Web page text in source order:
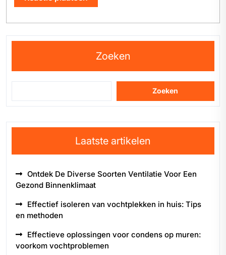
Zoeken
Zoeken
Laatste artikelen
Ontdek De Diverse Soorten Ventilatie Voor Een
Gezond Binnenklimaat
Effectief isoleren van vochtplekken in huis: Tips
en methoden
Effectieve oplossingen voor condens op muren:
voorkom vochtproblemen